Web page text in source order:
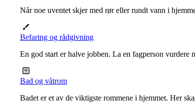
Når noe uventet skjer med rør eller rundt vann i
Befaring og rådgivning
En god start er halve jobben. La en fagperson vurdere
Bad og våtrom
Badet er et av de viktigste rommene i hjemmet. Her